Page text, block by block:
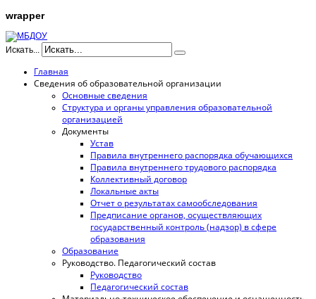
wrapper
Искать...
Главная
Сведения об образовательной организации
Основные сведения
Структура и органы управления образовательной
организацией
Документы
Устав
Правила внутреннего распорядка обучающихся
Правила внутреннего трудового распорядка
Коллективный договор
Локальные акты
Отчет о результатах самообследования
Предписание органов, осуществляющих
государственный контроль (надзор) в сфере
образования
Образование
Руководство. Педагогический состав
Руководство
Педагогический состав